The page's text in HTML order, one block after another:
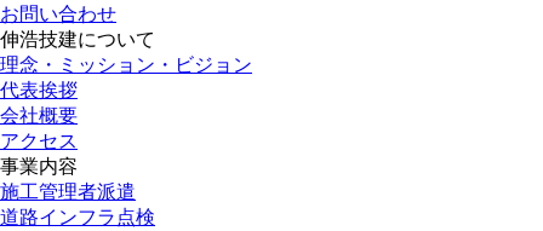
お問い合わせ
伸浩技建について
理念・ミッション・ビジョン
代表挨拶
会社概要
アクセス
事業内容
施工管理者派遣
道路インフラ点検